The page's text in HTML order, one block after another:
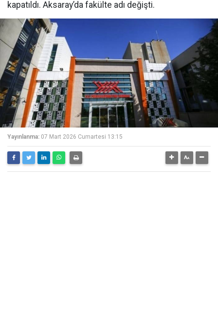
kapatıldı. Aksaray’da fakülte adı değişti.
Yayınlanma: 07 Mart 2026 Cumartesi 13:15